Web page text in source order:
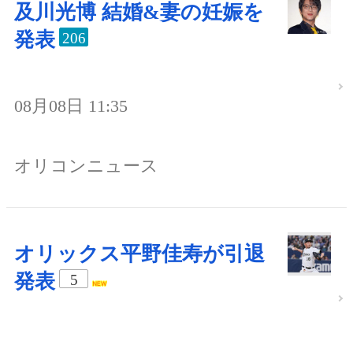
及川光博 結婚&妻の妊娠を
発表 206
08月08日 11:35
オリコンニュース
オリックス平野佳寿が引退
発表
5